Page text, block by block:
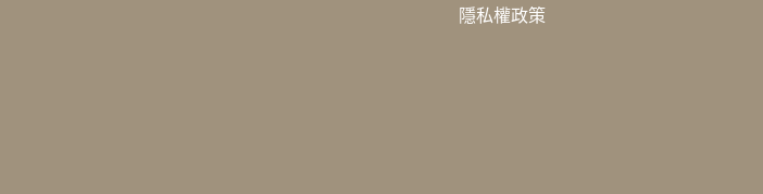
隱私權政策